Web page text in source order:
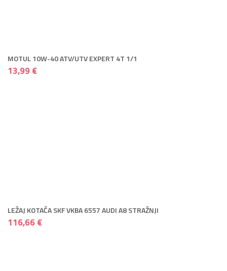
MOTUL 10W-40 ATV/UTV EXPERT 4T 1/1
13,99 €
LEŽAJ KOTAČA SKF VKBA 6557 AUDI A8 STRAŽNJI
116,66 €